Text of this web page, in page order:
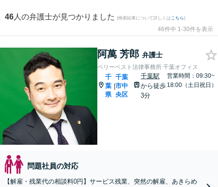
46 人の弁護士が見つかりました (検索結果について詳しくは こちら)
46件中 1-30件を表示
阿萬 芳郎 弁護士
ベリーベスト法律事務所 千葉オフィス
千
葉
県
|
千葉
市中
央区
千葉駅
から徒歩
3分
営業時間：09:30~
18:00（土日祝日）
問題社員の対応
【解雇・残業代の相談料0円】サービス残業、突然の解雇、あきらめ